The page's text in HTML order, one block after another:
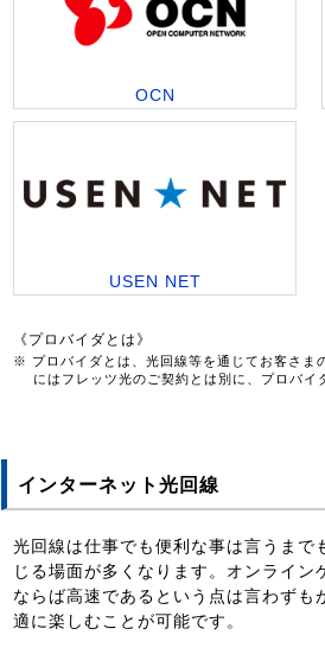
OCN
USEN NET
《プロバイダとは》
※ プロバイダとは、光回線等を通じてお客さま
にはフレッツ光のご契約とは別に、プロバイ
インターネット光回線
光回線は仕事でも便利な事は言うま
じる場面が多くなります。オンライ
ならば高速であるという点は言わず
適に楽しむことが可能です。